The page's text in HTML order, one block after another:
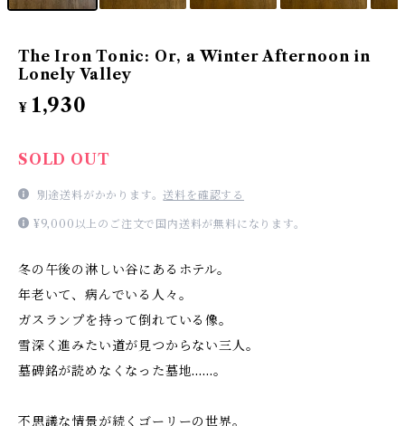
The Iron Tonic: Or, a Winter Afternoon in
Lonely Valley
¥ 1,930
SOLD OUT
別途送料がかかります。送料を確認する
¥9,000以上のご注文で国内送料が無料になります。
冬の午後の淋しい谷にあるホテル。
年老いて、病んでいる人々。
ガスランプを持って倒れている像。
雪深く進みたい道が見つからない三人。
墓碑銘が読めなくなった墓地……。
不思議な情景が続くゴーリーの世界。